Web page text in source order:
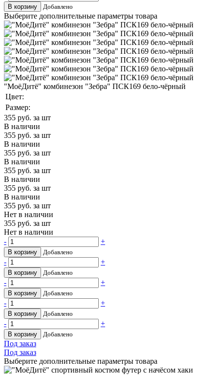
В корзину Добавлено
Выберите дополнительные параметры товара
"МоёДитё" комбинезон "Зебра" ПСК169 бело-чёрный
Цвет:
Размер:
355 руб. за шт
В наличии
355 руб. за шт
В наличии
355 руб. за шт
В наличии
355 руб. за шт
В наличии
355 руб. за шт
В наличии
355 руб. за шт
Нет в наличии
355 руб. за шт
Нет в наличии
-
+
В корзину Добавлено
- +
В корзину Добавлено
- +
В корзину Добавлено
- +
В корзину Добавлено
- +
В корзину Добавлено
Под заказ
Под заказ
Выберите дополнительные параметры товара